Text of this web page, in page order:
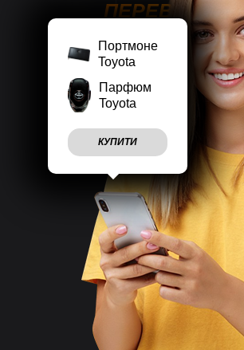
Портмоне
Toyota
Парфюм
Toyota
КУПИТИ
ПЕРЕВАГИ
МАГАЗИНУ
Наш магазин
Враховуємо
клієнтів
Швидко
замовлення
Великий
товарів